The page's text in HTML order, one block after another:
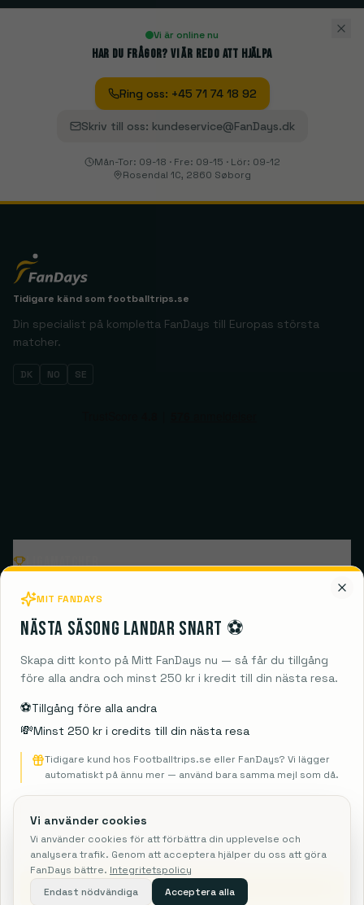
Vi är online nu
Har du frågor? Vi är redo att hjälpa
Ring oss: +45 71 74 18 92
Skriv till oss: kundeservice@FanDays.dk
Mån-Tor: 09-18 · Fre: 09-15 · Lör: 09-12
Rosendal 1C, 2860 Søborg
Tidigare känd som footballtrips.se
Din specialist på kompletta FanDays till Europas största
matcher.
DK NO SE
Ligamatcher
Populära klubbar
Destinationer
Guides
FanDays ApS
Rosendal 1C, 2860 Søborg
CVR: 41967218
Rejsegarantifonden: 3350
MIT FANDAYS
Nästa säsong landar snart ⚽️
Skapa ditt konto på Mitt FanDays nu — så får du tillgång
före alla andra och minst 250 kr i kredit till din nästa resa.
⚽️Tillgång före alla andra
💸Minst 250 kr i credits till din nästa resa
Tidigare kund hos Footballtrips.se eller FanDays? Vi lägger
automatiskt på ännu mer — använd bara samma mejl som då.
Skicka mig info
Vi använder cookies
Vi använder cookies för att förbättra din upplevelse och
analysera trafik. Genom att acceptera hjälper du oss att göra
FanDays bättre. Integritetspolicy
Endast nödvändiga
Acceptera alla